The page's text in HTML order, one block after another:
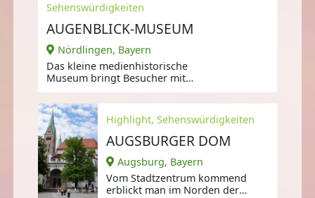
Sehenswürdigkeiten
AUGENBLICK-MUSEUM
Nördlingen, Bayern
Das kleine medienhistorische
Museum bringt Besucher mit
und Camera
Highlight, Sehenswürdigkeiten
AUGSBURGER DOM
Augsburg, Bayern
Vom Stadtzentrum kommend
erblickt man im Norden der